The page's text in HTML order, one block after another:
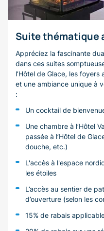
Suite
Appréciez la fascinante
dans ces suites
l’Hôtel de Glace, les
et une ambiance unique à
:
Un cocktail de
Une chambre à l’Hôtel
passée à l’Hôtel de
douche, etc.)
L'accès à l'espace
les étoiles
L’accès au sentier de
d’ouverture (selon les
15% de rabais